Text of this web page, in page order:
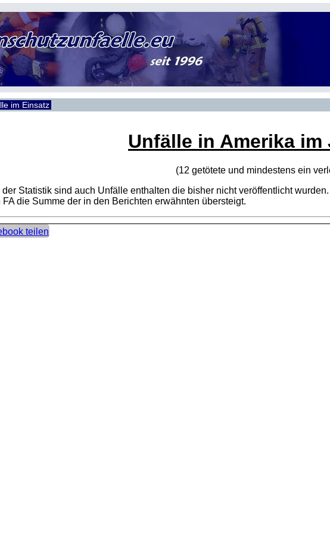
im Einsatz
Unfälle in Amerika im
(12 getötete und mindestens ein
Statistik sind auch Unfälle enthalten die bisher nicht veröffentlicht
FAdie Summe der in den Berichten erwähnten übersteigt.
teilen